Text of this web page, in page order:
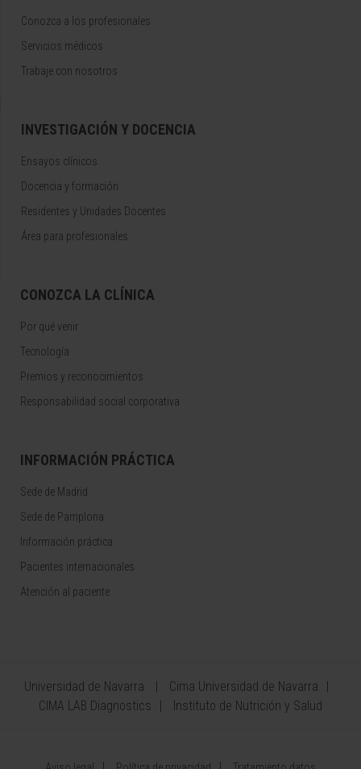
Conozca a los profesionales
Servicios médicos
Trabaje con nosotros
INVESTIGACIÓN Y DOCENCIA
Ensayos clínicos
Docencia y formación
Residentes y Unidades Docentes
Área para profesionales
CONOZCA LA CLÍNICA
Por qué venir
Tecnología
Premios y reconocimientos
Responsabilidad social corporativa
INFORMACIÓN PRÁCTICA
Sede de Madrid
Sede de Pamplona
Información práctica
Pacientes internacionales
Atención al paciente
Universidad de Navarra
Cima Universidad de Navarra
CIMA LAB Diagnostics
Instituto de Nutrición y Salud